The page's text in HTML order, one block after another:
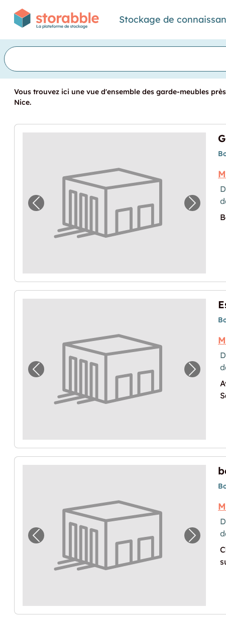
Stockage de
Vous trouvez ici une vue d'ensemble des garde-meubles
Nice.
Image précédente pour "Garde-meuble à
Image
Image précédente pour "Espace deImage
Image précédente pour "box à louer àImage